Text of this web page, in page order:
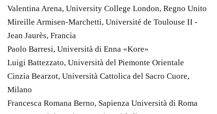
Valentina Arena, University College London, Regno Unito
Mireille Armisen-Marchetti, Université de Toulouse II -
Jean Jaurès, Francia
Paolo Barresi, Università di Enna «Kore»
Luigi Battezzato, Università del Piemonte Orientale
Cinzia Bearzot, Università Cattolica del Sacro Cuore,
Milano
Francesca Romana Berno, Sapienza Università di Roma